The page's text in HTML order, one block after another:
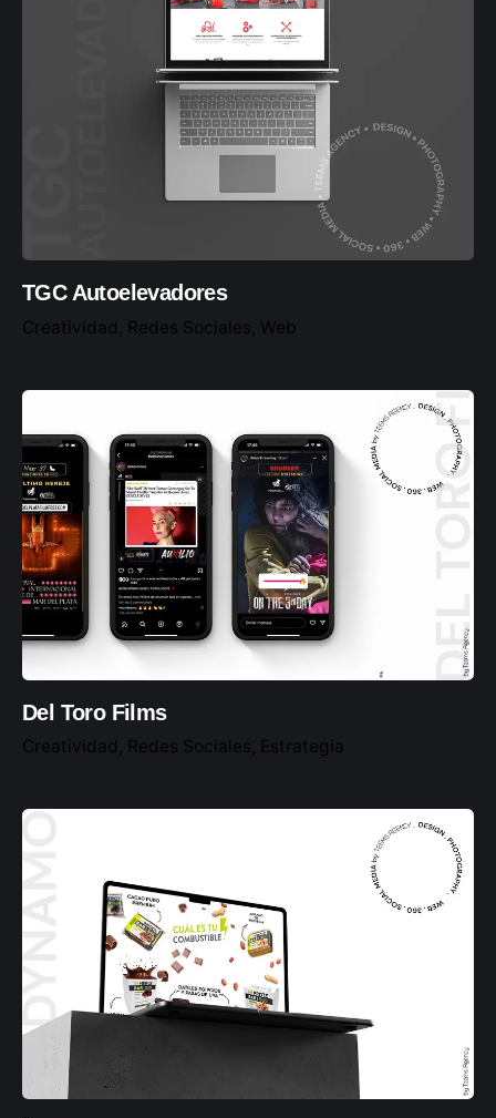
Presentación de KPIs del mes, a través de
Presentación Digital.
Moderación de comentarios y atención a
Hasta 10 Mensajes y 10 Comentarios por
Horario: Lunes a Viernes de 10am a 6pm
Solicitar un presupuesto
TGC Autoelevadores
Creatividad Redes Sociales Web
Del Toro Films
Creatividad Redes Sociales Estrategia